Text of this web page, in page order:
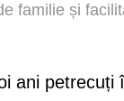
familie și
ani petrecuți